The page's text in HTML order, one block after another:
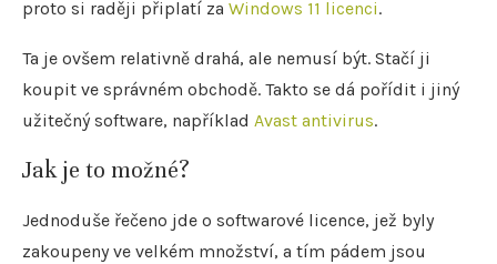
proto si raději připlatí za Windows 11 licenci.
Ta je ovšem relativně drahá, ale nemusí být. Stačí ji
koupit ve správném obchodě. Takto se dá pořídit i jiný
užitečný software, například Avast antivirus.
Jak je to možné?
Jednoduše řečeno jde o softwarové licence, jež byly
zakoupeny ve velkém množství, a tím pádem jsou